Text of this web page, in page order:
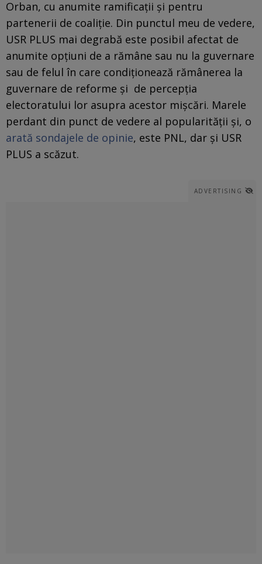
Orban, cu anumite ramificații și pentru
partenerii de coaliție. Din punctul meu de vedere,
USR PLUS mai degrabă este posibil afectat de
anumite opțiuni de a rămâne sau nu la guvernare
sau de felul în care condiționează rămânerea la
guvernare de reforme și de percepția
electoratului lor asupra acestor mișcări. Marele
perdant din punct de vedere al popularității și, o
arată sondajele de opinie, este PNL, dar și USR
PLUS a scăzut.
ADVERTISING